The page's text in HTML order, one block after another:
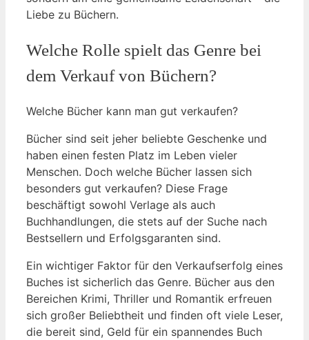
Liebe zu Büchern.
Welche Rolle spielt das Genre bei
dem Verkauf von Büchern?
Welche Bücher ‍kann man gut verkaufen?
Bücher sind ⁤seit jeher beliebte Geschenke und
haben einen festen⁢ Platz im Leben vieler
Menschen. Doch welche Bücher lassen‍ sich
besonders gut verkaufen? Diese Frage‍
beschäftigt ⁤sowohl Verlage ⁤als ⁣auch
Buchhandlungen, die stets⁣ auf der⁢ Suche nach
Bestsellern und Erfolgsgaranten ‍sind.
Ein wichtiger Faktor für den Verkaufserfolg eines
Buches ist sicherlich das ‌Genre.⁤ Bücher aus den
Bereichen ‌Krimi, Thriller und Romantik erfreuen
sich großer Beliebtheit⁣ und ⁣finden oft‍ viele Leser,
die bereit sind, Geld für ein spannendes Buch